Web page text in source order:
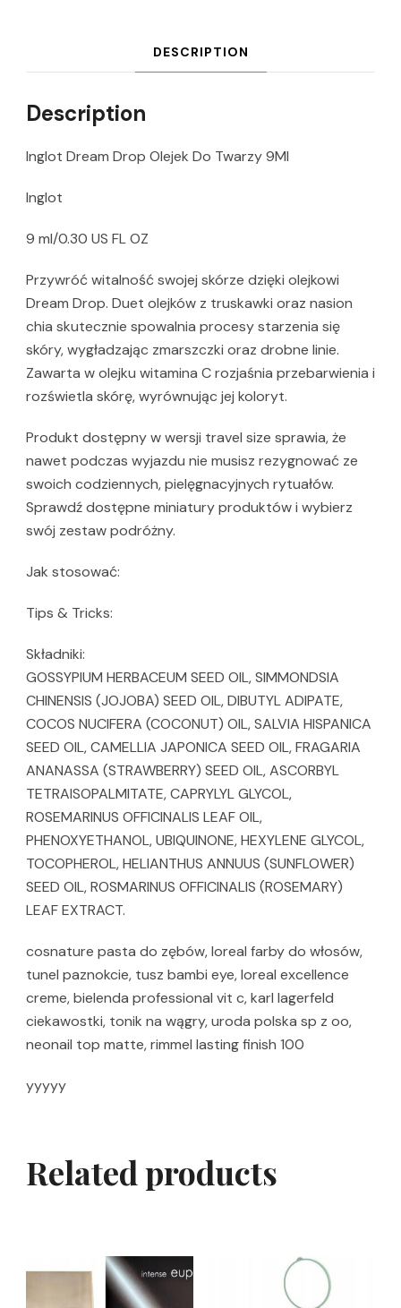
DESCRIPTION
Description
Inglot Dream Drop Olejek Do Twarzy 9Ml
Inglot
9 ml/0.30 US FL OZ
Przywróć witalność swojej skórze dzięki olejkowi
Dream Drop. Duet olejków z truskawki oraz nasion
chia skutecznie spowalnia procesy starzenia się
skóry, wygładzając zmarszczki oraz drobne linie.
Zawarta w olejku witamina C rozjaśnia przebarwienia i
rozświetla skórę, wyrównując jej koloryt.
Produkt dostępny w wersji travel size sprawia, że
nawet podczas wyjazdu nie musisz rezygnować ze
swoich codziennych, pielęgnacyjnych rytuałów.
Sprawdź dostępne miniatury produktów i wybierz
swój zestaw podróżny.
Jak stosować:
Tips & Tricks:
Składniki:
GOSSYPIUM HERBACEUM SEED OIL, SIMMONDSIA
CHINENSIS (JOJOBA) SEED OIL, DIBUTYL ADIPATE,
COCOS NUCIFERA (COCONUT) OIL, SALVIA HISPANICA
SEED OIL, CAMELLIA JAPONICA SEED OIL, FRAGARIA
ANANASSA (STRAWBERRY) SEED OIL, ASCORBYL
TETRAISOPALMITATE, CAPRYLYL GLYCOL,
ROSEMARINUS OFFICINALIS LEAF OIL,
PHENOXYETHANOL, UBIQUINONE, HEXYLENE GLYCOL,
TOCOPHEROL, HELIANTHUS ANNUUS (SUNFLOWER)
SEED OIL, ROSMARINUS OFFICINALIS (ROSEMARY)
LEAF EXTRACT.
cosnature pasta do zębów, loreal farby do włosów,
tunel paznokcie, tusz bambi eye, loreal excellence
creme, bielenda professional vit c, karl lagerfeld
ciekawostki, tonik na wągry, uroda polska sp z oo,
neonail top matte, rimmel lasting finish 100
yyyyy
Related products